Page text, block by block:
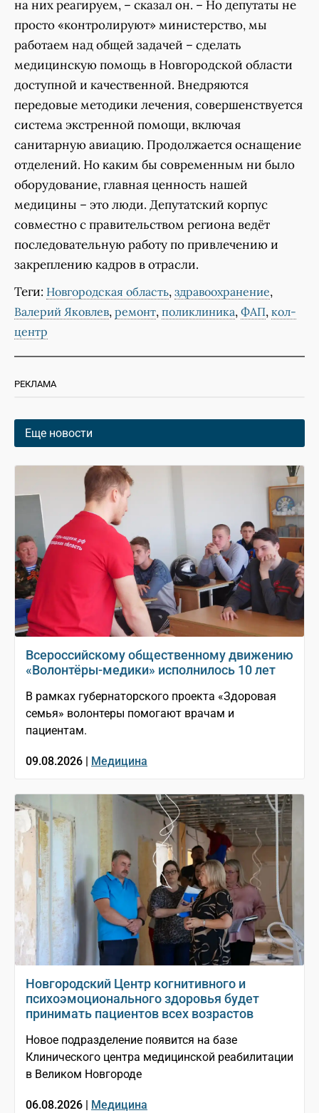
на них реагируем, – сказал он. – Но депутаты не
просто «контролируют» министерство, мы
работаем над общей задачей – сделать
медицинскую помощь в Новгородской области
доступной и качественной. Внедряются
передовые методики лечения, совершенствуется
система экстренной помощи, включая
санитарную авиацию. Продолжается оснащение
отделений. Но каким бы современным ни было
оборудование, главная ценность нашей
медицины – это люди. Депутатский корпус
совместно с правительством региона ведёт
последовательную работу по привлечению и
закреплению кадров в отрасли.
Теги: Новгородская область, здравоохранение,
Валерий Яковлев, ремонт, поликлиника, ФАП, кол-
центр
РЕКЛАМА
Еще новости
Всероссийскому общественному движению
«Волонтёры-медики» исполнилось 10 лет
В рамках губернаторского проекта «Здоровая
семья» волонтеры помогают врачам и
пациентам.
09.08.2026 | Медицина
Новгородский Центр когнитивного и
психоэмоционального здоровья будет
принимать пациентов всех возрастов
Новое подразделение появится на базе
Клинического центра медицинской реабилитации
в Великом Новгороде
06.08.2026 | Медицина